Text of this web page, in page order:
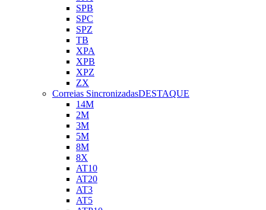
SPB
SPC
SPZ
TB
XPA
XPB
XPZ
ZX
Correias SincronizadasDESTAQUE
14M
2M
3M
5M
8M
8X
AT10
AT20
AT3
AT5